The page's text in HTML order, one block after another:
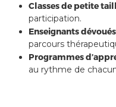
Classes de petite
participation.
Enseignants
parcours
Programmes
au rythme de